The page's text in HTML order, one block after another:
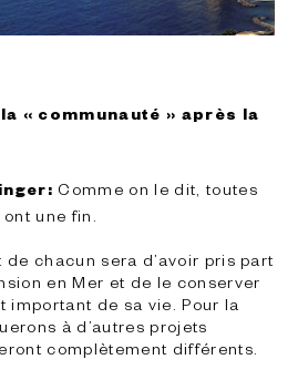
« communauté » après la
Comme on le dit, toutes
une fin.
chacun sera d’avoir pris part
en Mer et de le conserver
important de sa vie. Pour la
à d’autres projets
complètement différents.